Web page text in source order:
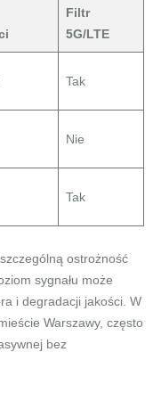
Filtr
5G/LTE
Tak
Nie
Tak
ostrożność
sygnału może
i degradacji jakości. W
Warszawy, często
bez